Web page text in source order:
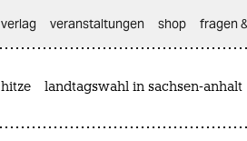
verlag
veranstaltungen shop fragen
hitze landtagswahl in sachsen-anhalt